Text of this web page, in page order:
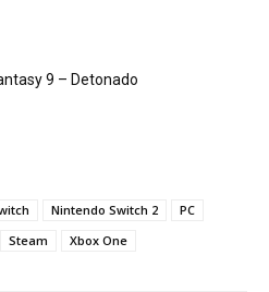
9 – Detonado
Nintendo Switch 2
PC
Steam
Xbox One